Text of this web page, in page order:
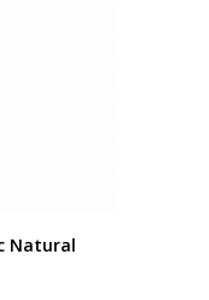
Natural